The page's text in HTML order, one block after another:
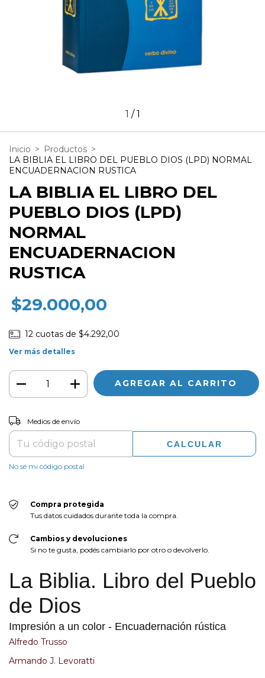
1 /1
Inicio > Productos >
LA BIBLIA EL LIBRO DEL PUEBLO DIOS (LPD) NORMAL
ENCUADERNACION RUSTICA
LA BIBLIA EL LIBRO DEL
PUEBLO DIOS (LPD)
NORMAL
ENCUADERNACION
RUSTICA
$29.000,00
12 cuotas de $4.292,00
Ver más detalles
Entregas para el CP:
Medios de envío
CALCULAR
No sé mi código postal
Compra protegida
Tus datos cuidados durante toda la compra.
Cambios y devoluciones
Si no te gusta, podés cambiarlo por otro o devolverlo.
La Biblia. Libro del Pueblo
de Dios
Impresión a un color - Encuadernación rústica
Alfredo Trusso
Armando J. Levoratti